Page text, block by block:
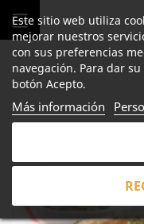
Este sitio web utiliza
mejorar nuestros
con sus preferencias
navegación. Para dar
botón Acepto.
Más información